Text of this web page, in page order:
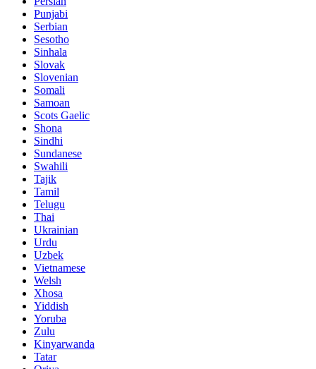
Punjabi
Serbian
Sesotho
Sinhala
Slovak
Slovenian
Somali
Samoan
Scots Gaelic
Shona
Sindhi
Sundanese
Swahili
Tajik
Tamil
Telugu
Thai
Ukrainian
Urdu
Uzbek
Vietnamese
Welsh
Xhosa
Yiddish
Yoruba
Zulu
Kinyarwanda
Tatar